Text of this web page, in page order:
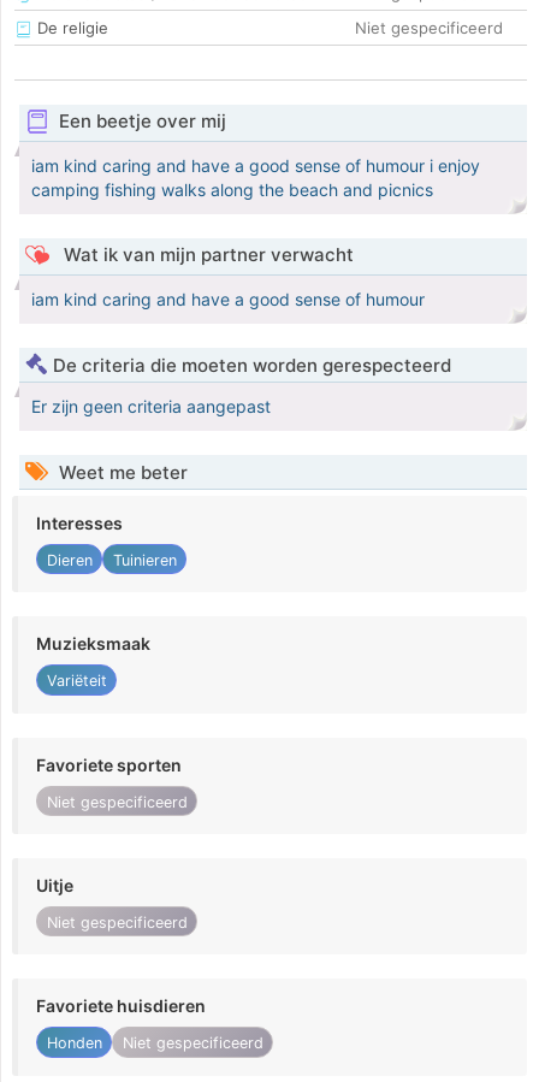
De religie
Niet gespecificeerd
Een beetje over mij
iam kind caring and have a good sense of humour i enjoy
camping fishing walks along the beach and picnics
Wat ik van mijn partner verwacht
iam kind caring and have a good sense of humour
De criteria die moeten worden gerespecteerd
Er zijn geen criteria aangepast
Weet me beter
Interesses
Dieren Tuinieren
Muzieksmaak
Variëteit
Favoriete sporten
Niet gespecificeerd
Uitje
Niet gespecificeerd
Favoriete huisdieren
Honden Niet gespecificeerd